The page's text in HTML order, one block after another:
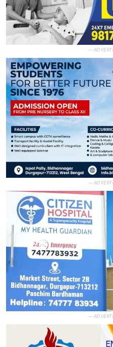
—
—
—